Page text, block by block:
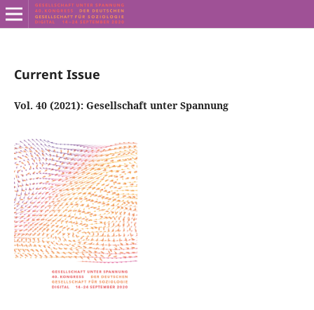
Current Issue
Vol. 40 (2021): Gesellschaft unter Spannung